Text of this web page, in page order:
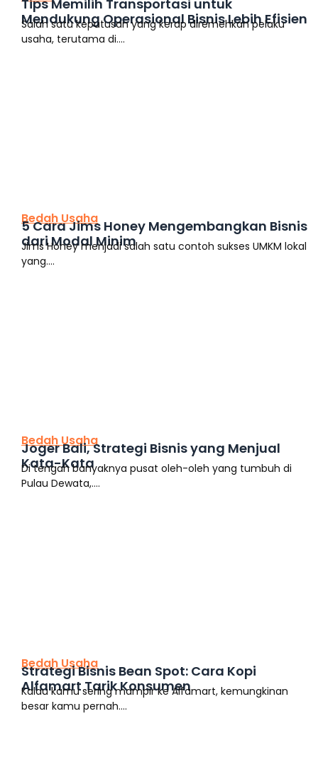
Tips Memilih Transportasi untuk
Mendukung Operasional Bisnis Lebih Efisien
Salah satu keputusan yang kerap diremehkan pelaku
usaha, terutama di....
Bedah Usaha
5 Cara Jims Honey Mengembangkan Bisnis
dari Modal Minim
Jims Honey menjadi salah satu contoh sukses UMKM lokal
yang....
Bedah Usaha
Joger Bali, Strategi Bisnis yang Menjual
Kata-Kata
Di tengah banyaknya pusat oleh-oleh yang tumbuh di
Pulau Dewata,....
Bedah Usaha
Strategi Bisnis Bean Spot: Cara Kopi
Alfamart Tarik Konsumen
Kalau kamu sering mampir ke Alfamart, kemungkinan
besar kamu pernah....